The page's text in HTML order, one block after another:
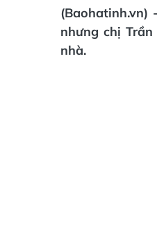
nhưng chị
nhà.